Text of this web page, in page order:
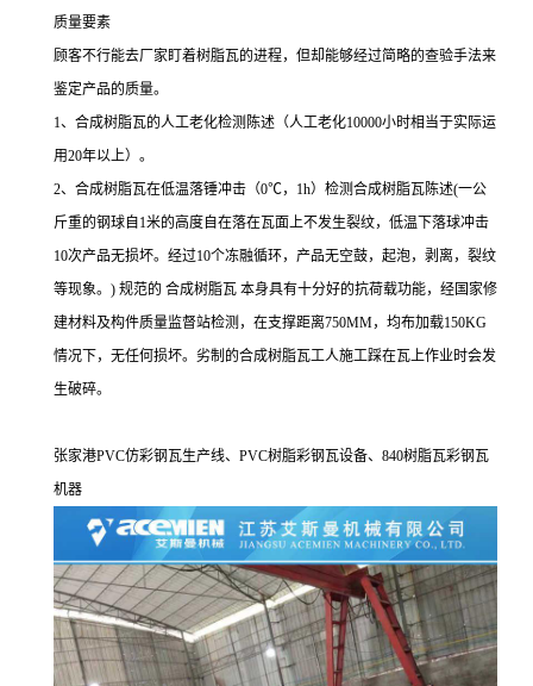
质量要素
顾客不行能去厂家盯着树脂瓦的进程，但却能够经过简略的查验手法来
鉴定产品的质量。
1、合成树脂瓦的人工老化检测陈述（人工老化10000小时相当于实际运
用20年以上）。
2、合成树脂瓦在低温落锤冲击（0℃，1h）检测合成树脂瓦陈述(一公
斤重的钢球自1米的高度自在落在瓦面上不发生裂纹，低温下落球冲击
10次产品无损坏。经过10个冻融循环，产品无空鼓，起泡，剥离，裂纹
等现象。) 规范的 合成树脂瓦 本身具有十分好的抗荷载功能，经国家修
建材料及构件质量监督站检测，在支撑距离750MM，均布加载150KG
情况下，无任何损坏。劣制的合成树脂瓦工人施工踩在瓦上作业时会发
生破碎。
张家港PVC仿彩钢瓦生产线、 PVC树脂彩钢瓦设备、 840树脂瓦彩钢瓦
机器